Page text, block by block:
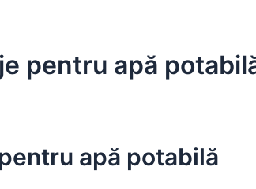
pentru apă
apă potabilă